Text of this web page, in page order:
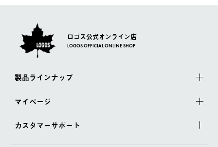
ロゴス公式オンライン店
LOGOS OFFICIAL ONLINE SHOP
製品ラインナップ
マイページ
カスタマーサポート